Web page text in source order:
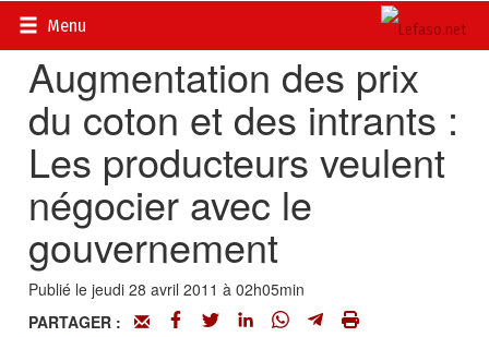
Menu
Accueil>
Augmentation des prix
du coton et des intrants :
Les producteurs veulent
négocier avec le
gouvernement
Publié le jeudi 28 avril 2011 à 02h05min
PARTAGER :